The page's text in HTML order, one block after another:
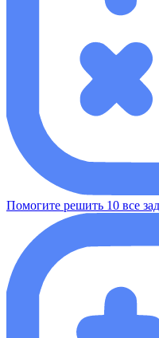
Помогите решить 10 все